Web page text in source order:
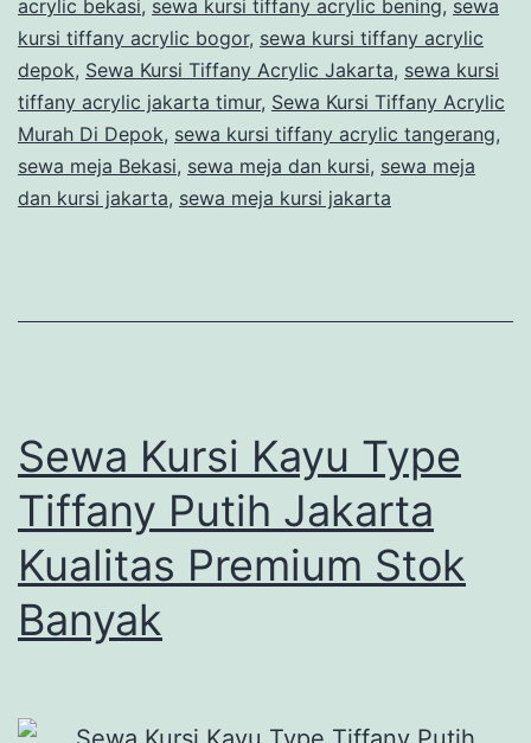
acrylic bekasi, sewa kursi tiffany acrylic bening, sewa
kursi tiffany acrylic bogor, sewa kursi tiffany acrylic
depok, Sewa Kursi Tiffany Acrylic Jakarta, sewa kursi
tiffany acrylic jakarta timur, Sewa Kursi Tiffany Acrylic
Murah Di Depok, sewa kursi tiffany acrylic tangerang,
sewa meja Bekasi, sewa meja dan kursi, sewa meja
dan kursi jakarta, sewa meja kursi jakarta
Sewa Kursi Kayu Type
Tiffany Putih Jakarta
Kualitas Premium Stok
Banyak